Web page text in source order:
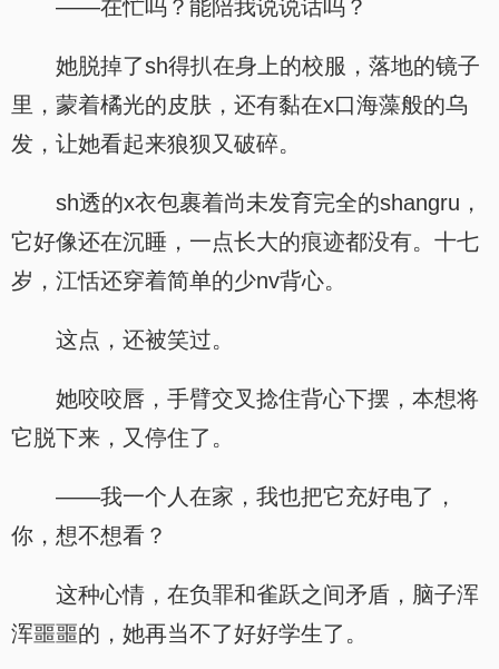
——在忙吗？能陪我说说话吗？
她脱掉了sh得扒在身上的校服，落地的镜子
里，蒙着橘光的皮肤，还有黏在x口海藻般的乌
发，让她看起来狼狈又破碎。
sh透的x衣包裹着尚未发育完全的shangru，
它好像还在沉睡，一点长大的痕迹都没有。十七
岁，江恬还穿着简单的少nv背心。
这点，还被笑过。
她咬咬唇，手臂交叉捻住背心下摆，本想将
它脱下来，又停住了。
——我一个人在家，我也把它充好电了，
你，想不想看？
这种心情，在负罪和雀跃之间矛盾，脑子浑
浑噩噩的，她再当不了好好学生了。